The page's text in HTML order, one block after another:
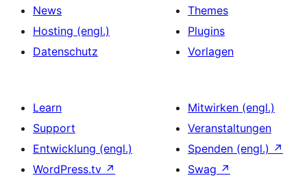
News
Hosting (engl.)
Datenschutz
Themes
Plugins
Vorlagen
Learn
Support
Entwicklung (engl.)
WordPress.tv ↗
Mitwirken (engl.)
Veranstaltungen
Spenden (engl.) ↗
Swag ↗